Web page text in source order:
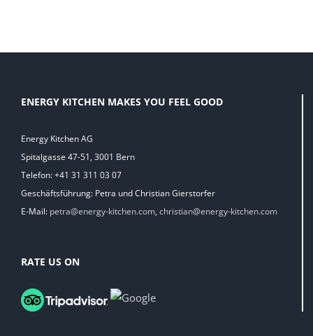
ENERGY KITCHEN MAKES YOU FEEL GOOD
Energy Kitchen AG
Spitalgasse 47-51, 3001 Bern
Telefon: +41 31 311 03 07
Geschäftsführung: Petra und Christian Gierstorfer
E-Mail: petra@energy-kitchen.com, christian@energy-kitchen.com
RATE US ON